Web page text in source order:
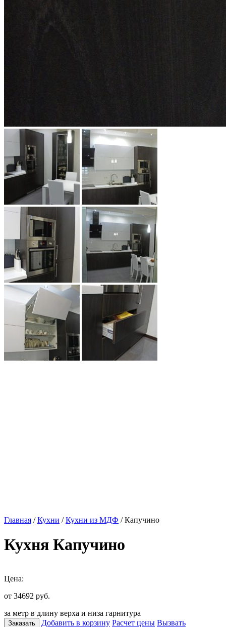
Главная /Кухни /Кухни из МДФ / Капучино
Кухня Капучино
Цена:
от 34692 руб.
за метр в длину верха и низа гарнитура
Заказать Добавить в корзину Расчет цены Вызвать